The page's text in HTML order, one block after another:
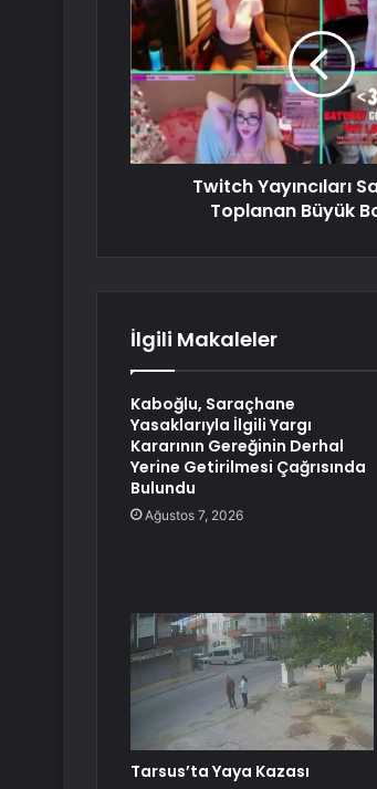
Twitch Yayıncıları
Toplanan Büyük
İlgili Makaleler
Kaboğlu, Saraçhane
Yasaklarıyla İlgili Yargı
Kararının Gereğinin Derhal
Yerine Getirilmesi Çağrısında
Bulundu
Ağustos 7, 2026
Tarsus’ta Yaya Kazası